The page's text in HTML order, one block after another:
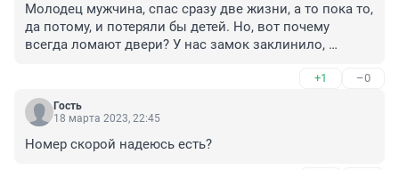
Молодец мужчина, спас сразу две жизни, а то пока то,
да потому, и потеряли бы детей. Но, вот почему
всегда ломают двери? У нас замок заклинило,
+1 –0
Гость
18 марта 2023, 22:45
Номер скорой надеюсь есть?